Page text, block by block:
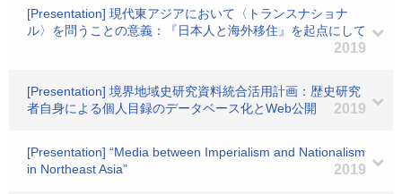
[Presentation] 現代東アジアにおいて〈トランスナショナ
ル〉を問うことの意義：『日本人と海外移住』を起点にして
2019
[Presentation] 境界地域史研究資料統合活用計画：歴史研究
者自身による個人目録のデータベース化とWeb公開
2019
[Presentation] “Media between Imperialism and Nationalism
in Northeast Asia”
2019